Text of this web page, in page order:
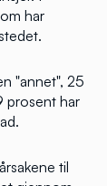
har
"annet", 25
prosent har
til